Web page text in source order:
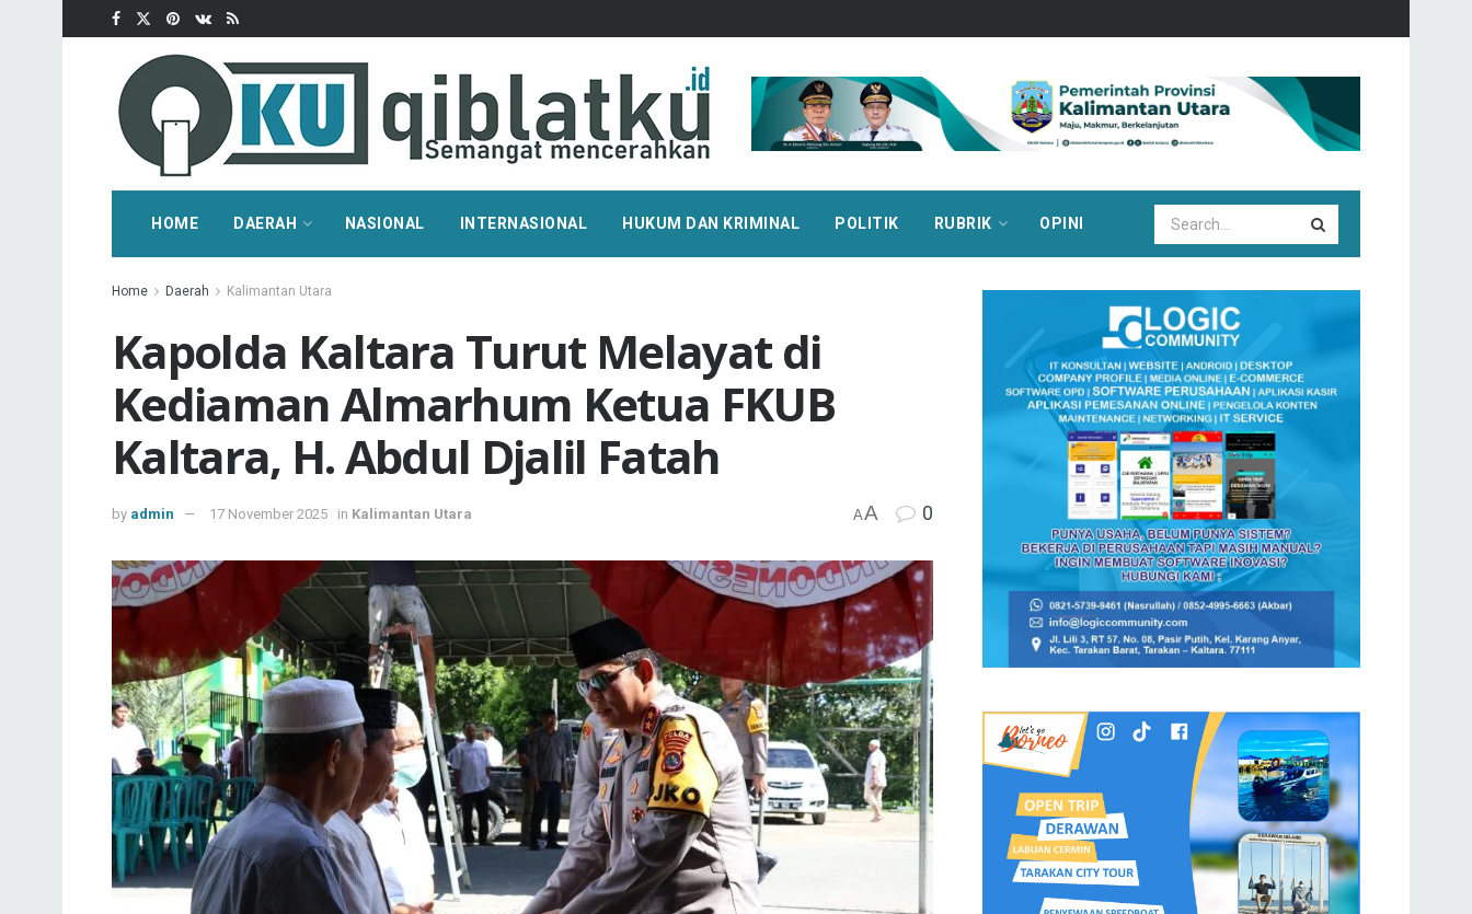
HOME DAERAH NASIONAL INTERNASIONAL HUKUM DAN KRIMINAL POLITIK RUBRIK OPINI
Home Daerah Kalimantan Utara
Kapolda Kaltara Turut Melayat di
Kediaman Almarhum Ketua FKUB
Kaltara, H. Abdul Djalil Fatah
by admin 17 November 2025 in Kalimantan Utara AA 0